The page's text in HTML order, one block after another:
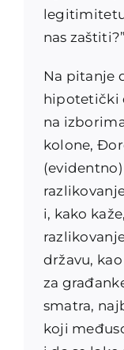
legitimitetu
nas zaštiti?”
Na pitanje
hipotetički
na
kolone,
i, kako
državu,
za
smatra,
koji